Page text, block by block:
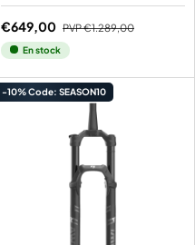
€649,00 PVP€1.289,00
En stock
-10% Code: SEASON10